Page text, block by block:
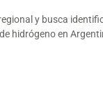
y busca
hidrógeno en